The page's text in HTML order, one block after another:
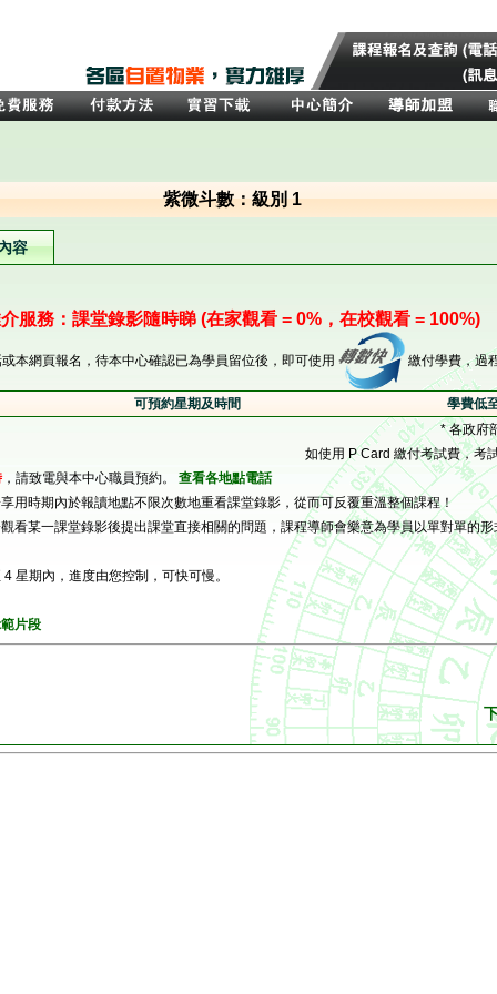
紫微斗數：級別 1
容
服務：課堂錄影隨時睇 (在家觀看 = 0%，在校觀看 = 100%)
本網頁報名，待本中心確認已為學員留位後，即可使用 繳付學費，過
可預約星期及時間
學費低
* 各政府
如使用 P Card 繳付考試費，考
，請致電與本中心職員預約。 查看各地點電話
用時期內於報讀地點不限次數地重看課堂錄影，從而可反覆重溫整個課程！
看某一課堂錄影後提出課堂直接相關的問題，課程導師會樂意為學員以單對單的形
星期內，進度由您控制，可快可慢。
片段